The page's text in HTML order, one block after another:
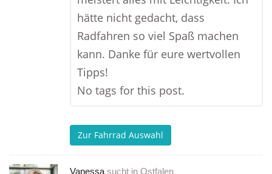
hätte nicht gedacht, dass
Radfahren so viel Spaß machen
kann. Danke für eure wertvollen
Tipps!
No tags for this post.
Zur Fahrrad Auswahl
Vanessa sucht in Ostfalen